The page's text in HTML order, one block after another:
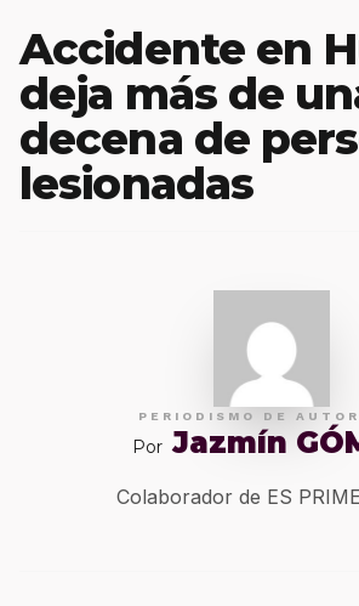
Accidente en
deja más de
decena de
lesionadas
PERIODISMO DE
Por Jazmín
Colaborador de ES